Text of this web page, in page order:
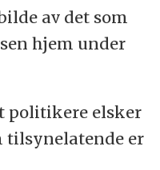
av det som
hjem under
politikere elsker
tilsynelatende er